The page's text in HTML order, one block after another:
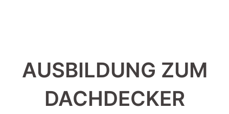
AUSBILDUNG ZUM
DACHDECKER